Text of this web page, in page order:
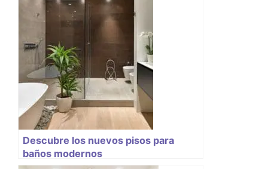
Descubre los nuevos pisos para
baños modernos